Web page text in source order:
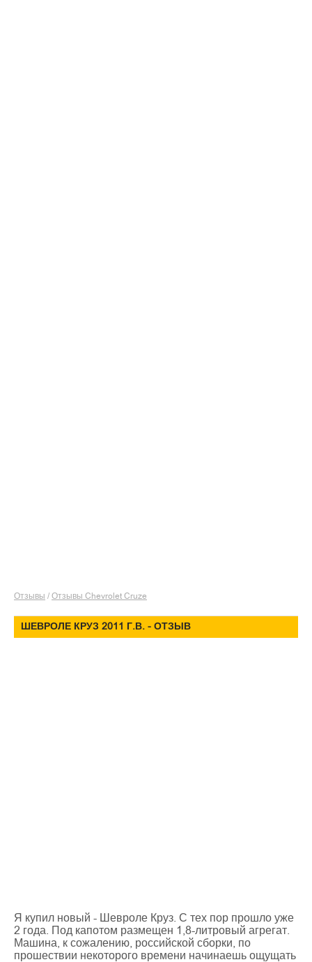
Отзывы / Отзывы Chevrolet Cruze
ШЕВРОЛЕ КРУЗ 2011 Г.В. - ОТЗЫВ
Я купил новый - Шевроле Круз. С тех пор прошло уже
2 года. Под капотом размещен 1,8-литровый агрегат.
Машина, к сожалению, российской сборки, по
прошествии некоторого времени начинаешь ощущать